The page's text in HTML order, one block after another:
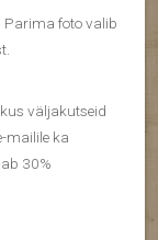
foto valib
väljakutseid
mailile ka
30%